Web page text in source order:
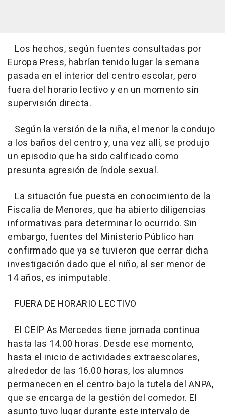
Los hechos, según fuentes consultadas por
Europa Press, habrían tenido lugar la semana
pasada en el interior del centro escolar, pero
fuera del horario lectivo y en un momento sin
supervisión directa.
Según la versión de la niña, el menor la condujo
a los baños del centro y, una vez allí, se produjo
un episodio que ha sido calificado como
presunta agresión de índole sexual.
La situación fue puesta en conocimiento de la
Fiscalía de Menores, que ha abierto diligencias
informativas para determinar lo ocurrido. Sin
embargo, fuentes del Ministerio Público han
confirmado que ya se tuvieron que cerrar dicha
investigación dado que el niño, al ser menor de
14 años, es inimputable.
FUERA DE HORARIO LECTIVO
El CEIP As Mercedes tiene jornada continua
hasta las 14.00 horas. Desde ese momento,
hasta el inicio de actividades extraescolares,
alrededor de las 16.00 horas, los alumnos
permanecen en el centro bajo la tutela del ANPA,
que se encarga de la gestión del comedor. El
asunto tuvo lugar durante este intervalo de